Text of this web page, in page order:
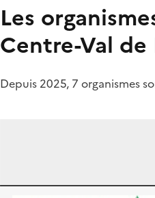
Les
Centre-Val de
Depuis 2025, 7 organismes